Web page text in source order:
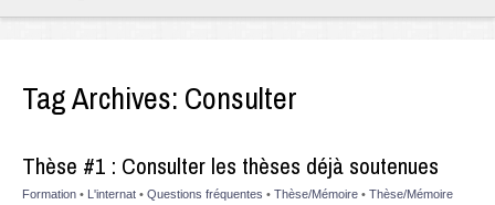
Tag Archives: Consulter
Thèse #1 : Consulter les thèses déjà soutenues
Formation • L'internat • Questions fréquentes • Thèse/Mémoire • Thèse/Mémoire